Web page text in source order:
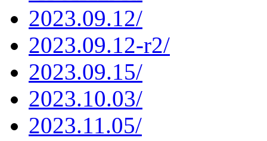
2023.09.12/
2023.09.12-r2/
2023.09.15/
2023.10.03/
2023.11.05/